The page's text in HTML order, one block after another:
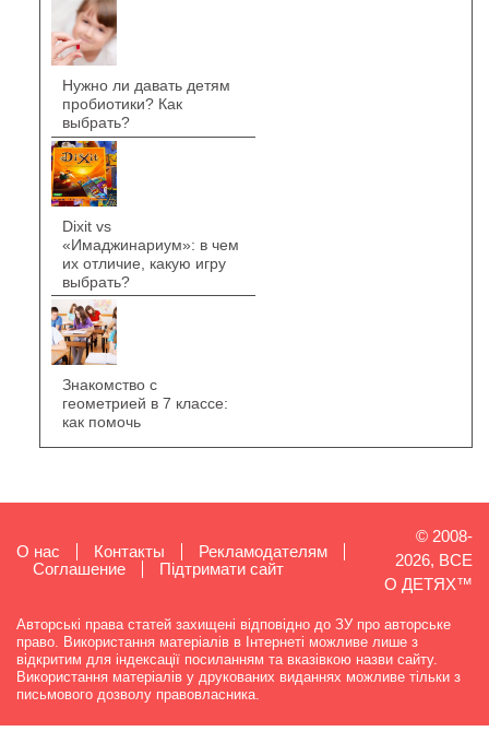
Нужно ли давать детям
пробиотики? Как
выбрать?
Dixit vs
«Имаджинариум»: в чем
их отличие, какую игру
выбрать?
Знакомство с
геометрией в 7 классе:
как помочь
О нас Контакты
Рекламодателям
Cоглашение
Підтримати сайт
© 2008-
2026, ВСЕ
О ДЕТЯХ™
Авторські права статей захищені відповідно до ЗУ про авторське
право. Використання матеріалів в Інтернеті можливе лише з
відкритим для індексації посиланням та вказівкою назви сайту.
Використання матеріалів у друкованих виданнях можливе тільки з
письмового дозволу правовласника.